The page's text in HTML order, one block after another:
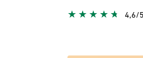
4,6/5